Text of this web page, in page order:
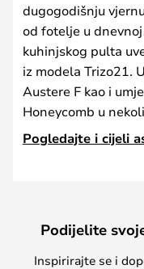
dugogodišnju
od fotelje u
kuhinjskog pulta
iz modela Trizo21.
Austere F kao i
Honeycomb u
Pogledajte i cijeli
Podijelite
Inspirirajte se i